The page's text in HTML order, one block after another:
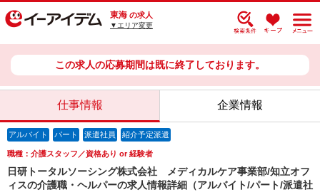
東海 の求人
▼エリア変更
この求人の応募期間は既に終了しております。
仕事情報 企業情報
アルバイト パート 派遣社員 紹介予定派遣
職種：介護スタッフ／資格あり or 経験者
日研トータルソーシング株式会社 メディカルケア事業部/知立オフ
ィスの介護職・ヘルパーの求人情報詳細（アルバイト/パート/派遣社